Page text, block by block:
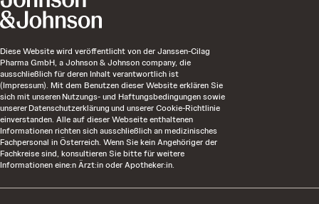
Diese Website wird veröffentlicht von der Janssen-Cilag
Pharma GmbH, a Johnson & Johnson company, die
ausschließlich für deren Inhalt verantwortlich ist
(Impressum). Mit dem Benutzen dieser Website erklären Sie
sich mit unseren Nutzungs- und Haftungsbedingungen sowie
unserer Datenschutzerklärung und unserer Cookie-Richtlinie
einverstanden. Alle auf dieser Webseite enthaltenen
Informationen richten sich ausschließlich an medizinisches
Fachpersonal in Österreich. Wenn Sie kein Angehöriger der
Fachkreise sind, konsultieren Sie bitte für weitere
Informationen eine:n Ärzt:in oder Apotheker:in.